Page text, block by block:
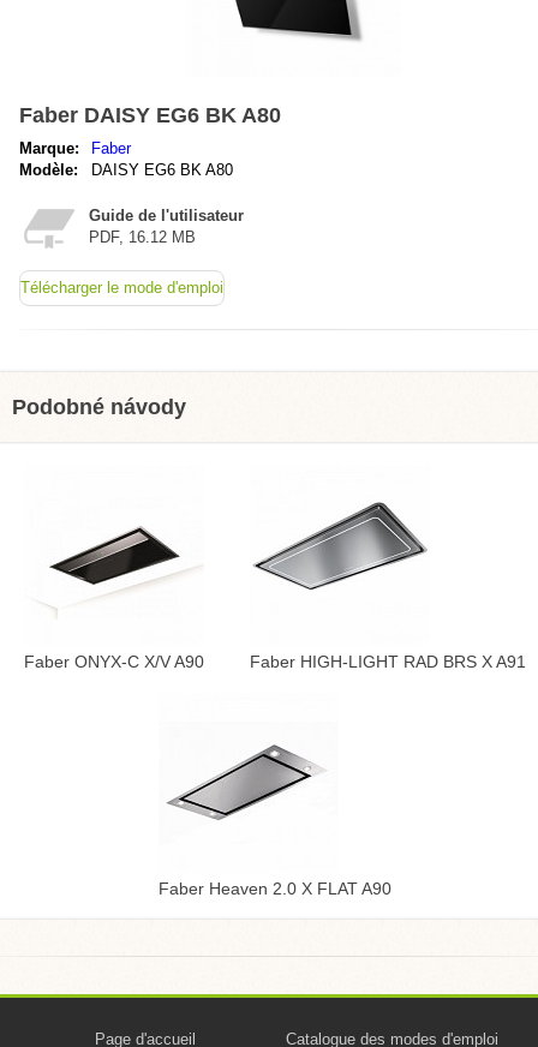
Faber DAISY EG6 BK A80
Marque:
Faber
Modèle:
DAISY EG6 BK A80
Guide de l'utilisateur
PDF, 16.12 MB
Télécharger le mode d'emploi
Podobné návody
Faber ONYX-C X/V A90 Faber HIGH-LIGHT RAD BRS X A91
Faber Heaven 2.0 X FLAT A90
Page d'accueil Catalogue des modes d'emploi